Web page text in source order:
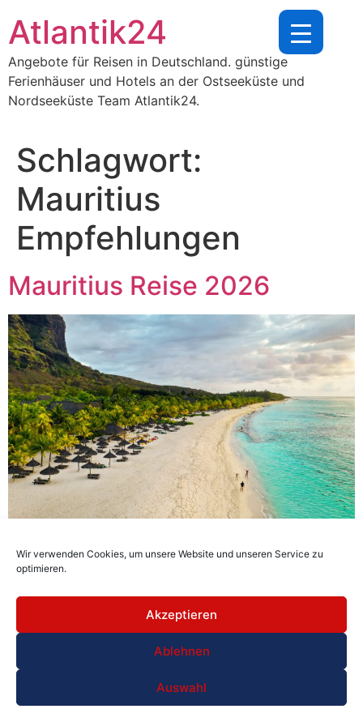
Wir verwenden Cookies, um unsere Website und unseren Service zu
optimieren.
Akzeptieren
Ablehnen
Auswahl
Inhalt
springen
Atlantik24
Angebote für Reisen in Deutschland. günstige
Ferienhäuser und Hotels an der Ostseeküste und
Nordseeküste Team Atlantik24.
Schlagwort:
Mauritius
Empfehlungen
Mauritius Reise 2026
Mauritius Reise 2026 – Traumurlaub mit Stränden, Natur,
Kultur & Aktivitäten erleben